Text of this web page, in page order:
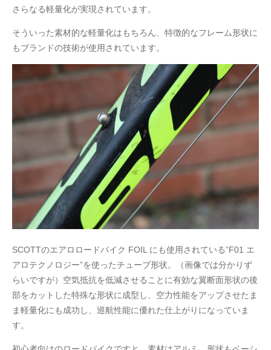
さらなる軽量化が実現されています。
そういった素材的な軽量化はもちろん、特徴的なフレーム形状に
もブランドの技術が使用されています。
SCOTTのエアロロードバイク FOIL にも使用されている”F01 エ
アロテクノロジー”を使ったチューブ形状。（画像では分かりず
らいですが）空気抵抗を低減させることに有効な翼断面形状の後
部をカットした特殊な形状に成型し、空力性能をアップさせたま
ま軽量化にも成功し、巡航性能に優れた仕上がりになっていま
す。